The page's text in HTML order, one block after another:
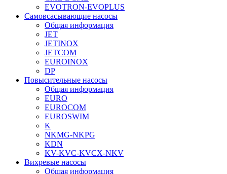
EVOTRON-EVOPLUS
Самовсасывающие насосы
Общая информация
JET
JETINOX
JETCOM
EUROINOX
DP
Повысительные насосы
Общая информация
EURO
EUROCOM
EUROSWIM
K
NKMG-NKPG
KDN
KV-KVC-KVCX-NKV
Вихревые насосы
Общая информация